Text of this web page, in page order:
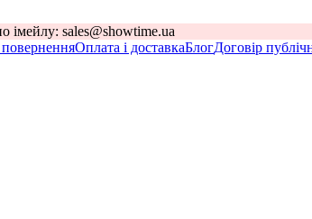
імейлу: sales@showtime.ua
Оплата і доставкаБлогДоговір